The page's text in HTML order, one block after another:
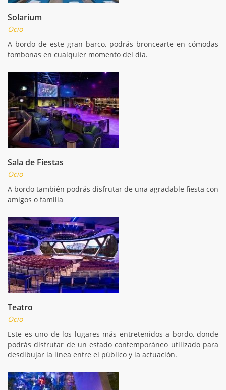
Solarium
Ocio
A bordo de este gran barco, podrás broncearte en cómodas
tombonas en cualquier momento del día.
Sala de Fiestas
Ocio
A bordo también podrás disfrutar de una agradable fiesta con
amigos o familia
Teatro
Ocio
Este es uno de los lugares más entretenidos a bordo, donde
podrás disfrutar de un estado contemporáneo utilizado para
desdibujar la línea entre el público y la actuación.